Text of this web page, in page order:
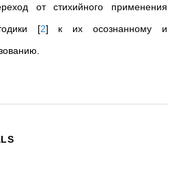
от стихийного применения
[2] к их осознанному и